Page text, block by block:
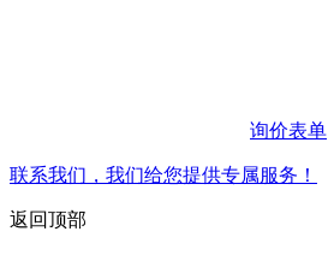
询价表单
联系我们，我们给您提供专属服务！
返回顶部